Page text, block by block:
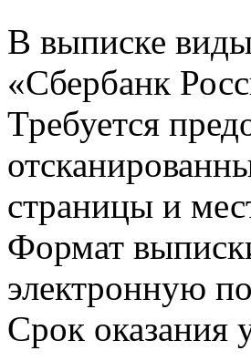
В выписке
«Сбербанк
Требуется
страницы и
Формат
электронную
Срок оказания